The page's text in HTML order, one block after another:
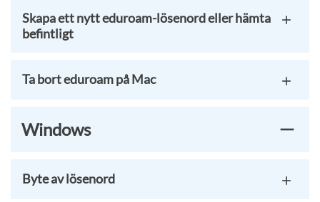
Skapa ett nytt eduroam-lösenord eller hämta
befintligt
Ta bort eduroam på Mac
Windows
Byte av lösenord